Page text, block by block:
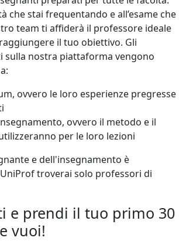
che stai frequentando e all’esame che
team ti affiderà il professore ideale
il tuo obiettivo. Gli
sulla nostra piattaforma vengono
ovvero le loro esperienze pregresse
ovvero il metodo e il
per le loro lezioni
e dell'insegnamento è
troverai solo professori di
e prendi il tuo primo 30
vuoi!